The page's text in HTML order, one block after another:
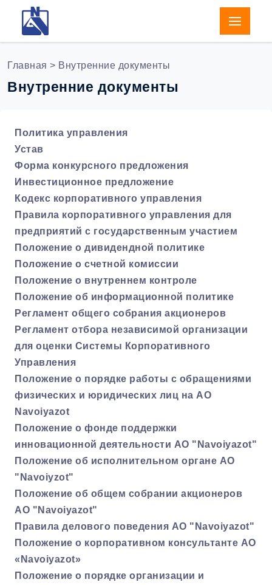
Главная > Внутренние документы
Внутренние документы
Политика управления
Устав
Форма конкурсного предложения
Инвестиционное предложение
Кодекс корпоративного управления
Правила корпоративного управления для
предприятий с государственным участием
Положение о дивидендной политике
Положение о счетной комиссии
Положение о внутреннем контроле
Положение об информационной политике
Регламент общего собрания акционеров
Регламент отбора независимой организации
для оценки Системы Корпоративного
Управления
Положение о порядке работы с обращениями
физических и юридических лиц на АО
Navoiyazot
Положение о фонде поддержки
инновационной деятельности АО "Navoiyazot"
Положение об исполнительном органе АО
"Navoiyzot"
Положение об общем собрании акционеров
АО "Navoiyazot"
Правила делового поведения АО "Navoiyazot"
Положение о корпоративном консультанте АО
«Navoiyazot»
Положение о порядке организации и